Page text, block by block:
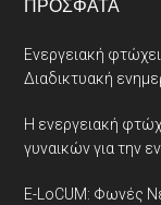
ΠΡΌΣΦΑΤΑ
Ενεργειακή
Διαδικτυακή
Η ενεργειακή
γυναικών για την
E-LoCUM: Φωνές